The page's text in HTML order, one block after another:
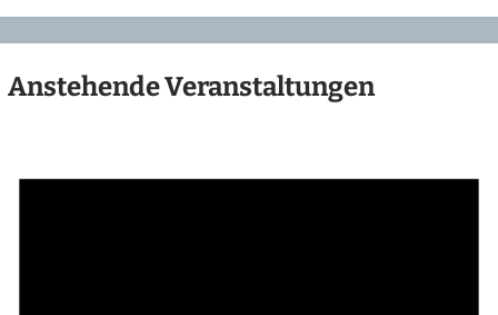
Anstehende Veranstaltungen